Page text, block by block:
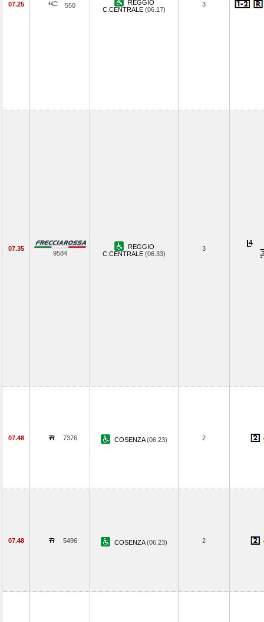
07.25 550
REGGIO
C.CENTRALE (06.17)
3
07.35
9584
REGGIO
C.CENTRALE (06.33)
3
07.48 7376 COSENZA(06.23) 2
07.48 5496 COSENZA(06.23) 2